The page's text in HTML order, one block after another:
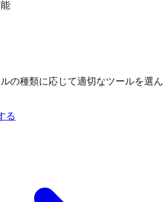
の種類に応じて適切なツールを選ん
る